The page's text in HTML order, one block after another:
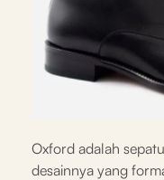
Oxford adalah
desainnya yang